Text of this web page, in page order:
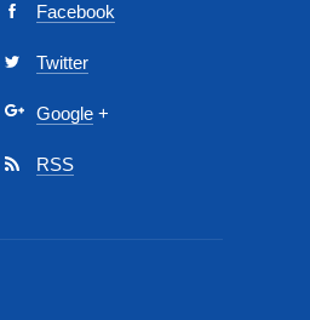
Facebook
Twitter
Google +
RSS